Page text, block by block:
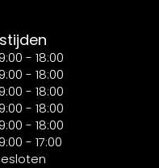
- 18:00
- 18:00
- 18:00
- 18:00
- 18:00
- 17:00